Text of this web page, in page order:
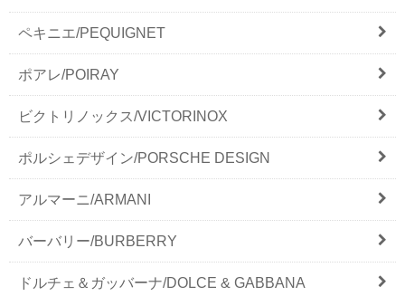
ペキニエ/PEQUIGNET
ポアレ/POIRAY
ビクトリノックス/VICTORINOX
ポルシェデザイン/PORSCHE DESIGN
アルマーニ/ARMANI
バーバリー/BURBERRY
ドルチェ＆ガッバーナ/DOLCE & GABBANA